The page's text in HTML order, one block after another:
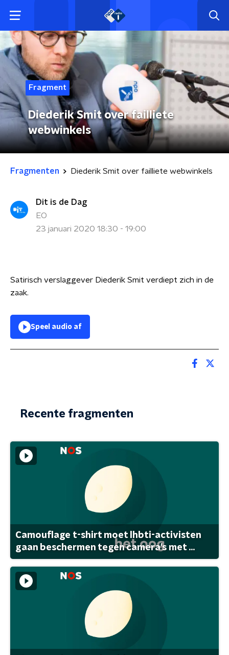
Fragment
Diederik Smit over failliete
webwinkels
Fragmenten Diederik Smit over failliete webwinkels
Dit is de Dag
EO
23 januari 2020 18:30 - 19:00
Satirisch verslaggever Diederik Smit verdiept zich in de
zaak.
Speel audio af
Recente fragmenten
Camouflage t-shirt moet lhbti-activisten
gaan beschermen tegen camera's met ...